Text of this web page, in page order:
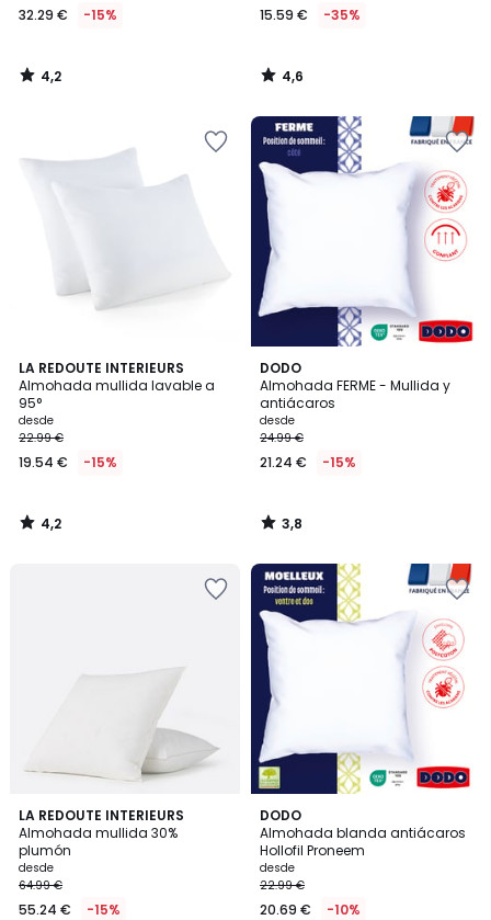
32.29 € -15%
4,2
/
15.59 € -35%
4,6
/
LA REDOUTE INTERIEURS
Almohada mullida lavable a
95°
desde
22.99 €
19.54 € -15%
4,2
/ 5
4,2
/
DODO
Almohada FERME - Mullida y
antiácaros
desde
24.99 €
21.24 € -15%
3,8
/ 5
3,8
/
LA REDOUTE INTERIEURS
Almohada mullida 30%
plumón
desde
64.99 €
55.24 € -15%
4,5
/ 5
DODO
Almohada blanda antiácaros
Hollofil Proneem
desde
22.99 €
20.69 € -10%